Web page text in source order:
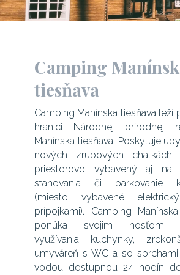
Camping
tiesňava
Camping Manínska tiesňava leží
hranici Národnej prírodnej
Manínska tiesňava. Poskytuje
nových zrubových
priestorovo vybavený aj na
stanovania či parkovanie
(miesto vybavené
prípojkami). Camping
ponúka svojim hosťom
využívania kuchynky,
umyváreň s WC a so
vodou dostupnou 24 hodín